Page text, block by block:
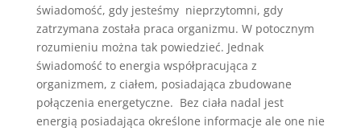
świadomość, gdy jesteśmy nieprzytomni, gdy
zatrzymana została praca organizmu. W potocznym
rozumieniu można tak powiedzieć. Jednak
świadomość to energia współpracująca z
organizmem, z ciałem, posiadająca zbudowane
połączenia energetyczne. Bez ciała nadal jest
energią posiadająca określone informacje ale one nie